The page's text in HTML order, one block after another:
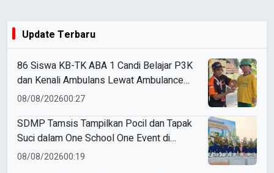
Update Terbaru
86 Siswa KB-TK ABA 1 Candi Belajar P3K
dan Kenali Ambulans Lewat Ambulance
Goes to Schools
08/08/202600:27
SDMP Tamsis Tampilkan Pocil dan Tapak
Suci dalam One School One Event di
Mojokerto
08/08/202600:19